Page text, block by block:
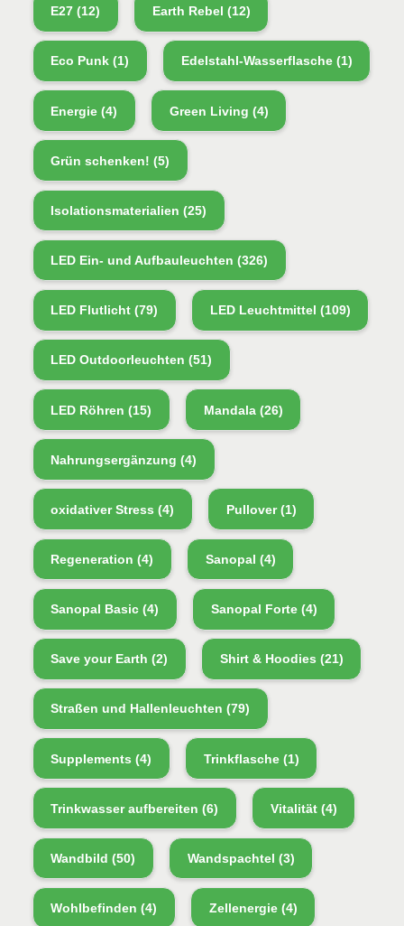
E27 (12) Earth Rebel (12)
Eco Punk (1) Edelstahl-Wasserflasche(1)
Energie (4) Green Living (4)
Grün schenken! (5)
Isolationsmaterialien (25)
LED Ein- und Aufbauleuchten (326)
LED Flutlicht (79) LED Leuchtmittel (109)
LED Outdoorleuchten (51)
LED Röhren (15) Mandala(26)
Nahrungsergänzung (4)
oxidativer Stress (4) Pullover(1)
Regeneration (4) Sanopal (4)
Sanopal Basic (4) Sanopal Forte(4)
Save your Earth (2) Shirt & Hoodies (21)
Straßen und Hallenleuchten (79)
Supplements (4) Trinkflasche(1)
Trinkwasser aufbereiten (6) Vitalität(4)
Wandbild (50) Wandspachtel (3)
Wohlbefinden (4) Zellenergie(4)